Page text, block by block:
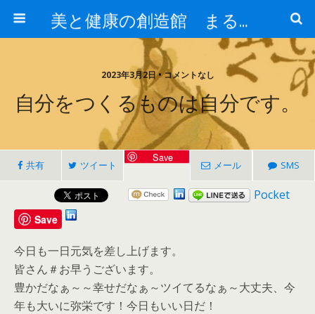
美と健康の創造館 まるとみ薬品 ぐんまの薬屋 芳さんのブログ
2023年3月2日 • コメントなし
自分をつくるものは自分です。
共有 ツイート
Save
メール SMS
Pocket
Save
今日も一日元気を差し上げます。
皆さん＃お早うございます。
豊かだなぁ～～幸せだなぁ～ツイてるなぁ～大丈夫、今
年も大いに弥栄です！今日もいい日だ！